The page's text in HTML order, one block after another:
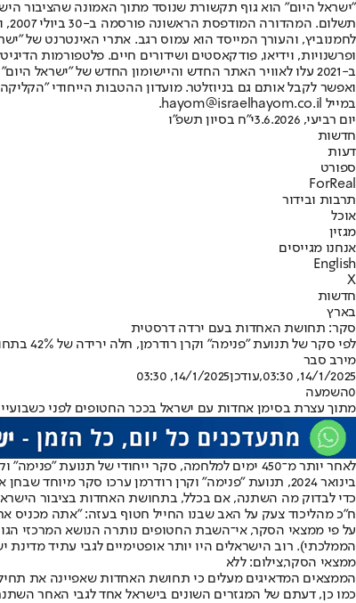
"ישראל היום" הוא גוף תקשורת שנוסד מתוך האמונה שהציבור
ופרשנויות, וידיאו, פודקאסטים ושידורים חיים. פלטפורמות
ב-2021 עלו לאוויר האתר החדש והיישומון החדש של
ואפשר לקבל אותם גם בניוזלטר. מועדון ההטבות הייחודי
במייל hayom@israelhayom.co.il.
יום רביעי, 3.6.2026
י"ח בסיון תשפ"ו
חדשות
דעות
ספורט
ForReal
תרבות ובידור
אוכל
מגזין
אנחנו מגייסים
English
X
חדשות
בארץ
סקר: תחושת האחדות בעם ירדה דרסטית
לפי סקר של תנועת "פנימה" וקרן רודרמן, חלה ירידה של 42% בתחושת האחדות בציבור • 60% מהציבור בעד הקמת ממשלת אחדות רחבה • עלייה חדה בתחושת הקיטוב החברתי
מירב סבר
14/1/2025, 03:30
,עודכן14/1/2025, 03:30
0השמעה
מתוך עצרת בסימן אחדות עם ישראל בככר החטופים לפני
לאחר יותר מ־450 ימים למלחמה, סקר ייחודי של תנועת "פנימה" וקרן רודמן בחן מה נשאר מתחושת האחדות שאפפה את הציבור בתחילת המלחמה, ומה צריך לקרות כדי שלא נחזור לקיטוב שלפני המלחמה.
כדי לבדוק מה השתנה, אם בכלל, בתחושת האחדות בציבור
ח"כ מהליכוד צעק על האב שבנו החייל חטוף בעזה: "אתה
הממלכתי). רוב הישראלים היו יותר אופטימיים לגבי עתיד
ממצאי הסקר,צילום: ללא
כמו כן, דעתם של המגזרים השונים בישראל אחד לגבי האחר